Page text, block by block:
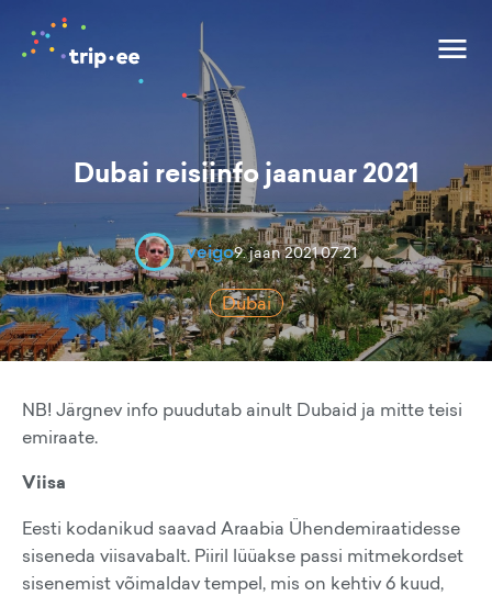
Dubai reisiinfo jaanuar 2021
veigo9. jaan 2021 07:21
Dubai
NB! Järgnev info puudutab ainult Dubaid ja mitte teisi
emiraate.
Viisa
Eesti kodanikud saavad Araabia Ühendemiraatidesse
siseneda viisavabalt. Piiril lüüakse passi mitmekordset
sisenemist võimaldav tempel, mis on kehtiv 6 kuud,